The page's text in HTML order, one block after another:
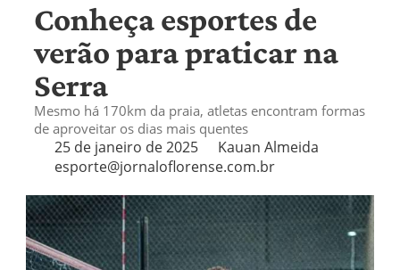
Conheça esportes de
verão para praticar na
Serra
Mesmo há 170km da praia, atletas encontram formas
de aproveitar os dias mais quentes
25 de janeiro de 2025
Kauan Almeida
esporte@jornaloflorense.com.br